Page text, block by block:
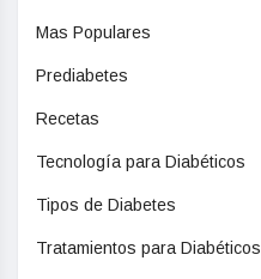
Mas Populares
Prediabetes
Recetas
Tecnología para Diabéticos
Tipos de Diabetes
Tratamientos para Diabéticos